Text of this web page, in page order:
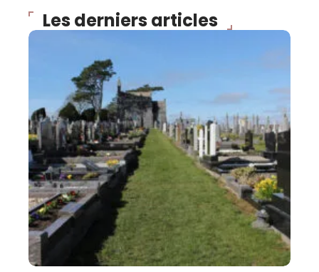
Les derniers articles